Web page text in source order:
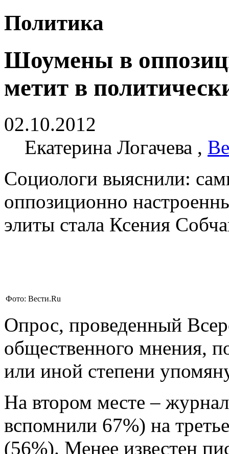
Политика
Шоумены в
метит в
02.10.2012
Екатерина Логачева ,
Социологи выяснили:
оппозиционно
элиты стала Ксения
Фото: Вести.Ru
Опрос, проведенный
общественного мнения,
или иной степени
На втором месте –
вспомнили 67%) на
(56%). Менее известен